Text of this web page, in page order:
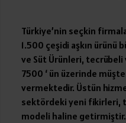
Türkiye’nin seçkin
1.500 çeşidi aşkın ürünü
ve Süt Ürünleri,
7500 ‘ ün üzerinde
vermektedir. Üstün
sektördeki yeni fikirleri,
modeli haline getirmiştir.